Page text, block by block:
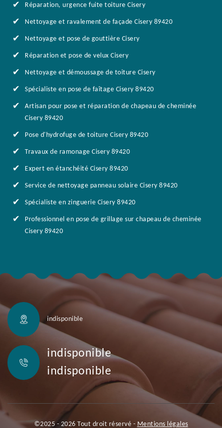
Réparation, urgence fuite toiture Cisery
Nettoyage et ravalement de façade Cisery 89420
Nettoyage et pose de gouttière Cisery
Réparation et pose de velux Cisery
Nettoyage et démoussage de toiture Cisery
Spécialiste en pose de faîtage Cisery 89420
Artisan pour pose et réparation de chapeau de cheminée
Cisery 89420
Pose d'hydrofuge de toiture Cisery 89420
Travaux de ramonage Cisery 89420
Expert en étanchéité Cisery 89420
Service de nettoyage panneau solaire Cisery 89420
Spécialiste en zinguerie Cisery 89420
Professionnel en pose de grillage sur chapeau de cheminée
Cisery 89420
indisponible
indisponible
indisponible
©2025 - 2026 Tout droit réservé - Mentions légales